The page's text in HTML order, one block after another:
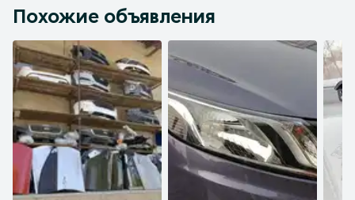
Похожие объявления